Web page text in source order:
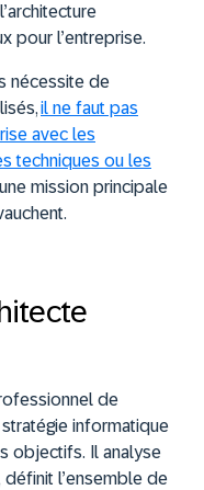
pour l’entreprise.
nécessite de
il ne faut pas
avec les
techniques ou les
mission principale
de
informatique
objectifs. Il analyse
définit l’ensemble de